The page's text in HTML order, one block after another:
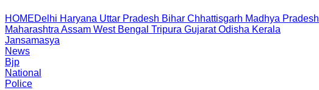
HOMEDelhi Haryana Uttar Pradesh Bihar Chhattisgarh Madhya Pradesh
Maharashtra Assam West Bengal Tripura Gujarat Odisha Kerala
Jansamasya
News
Bjp
National
Police